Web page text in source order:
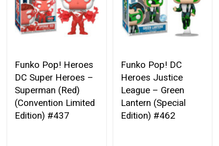
Funko Pop! Heroes
DC Super Heroes –
Superman (Red)
(Convention Limited
Edition) #437
Funko Pop! DC
Heroes Justice
League – Green
Lantern (Special
Edition) #462